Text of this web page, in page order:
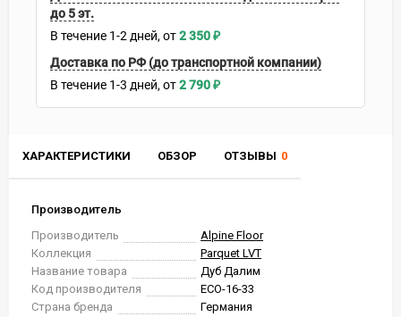
ХАРАКТЕРИСТИКИ ОБЗОР ОТЗЫВЫ 0
Производитель
Производитель
Alpine Floor
Коллекция
Parquet LVT
Название товара
Дуб Далим
Код производителя
ECO-16-33
Страна бренда
Германия
до 5 эт.
В течение 1-2 дней 2 350₽
Доставка по РФ (до транспортной компании)
В течение 1-3 дней 2 790₽